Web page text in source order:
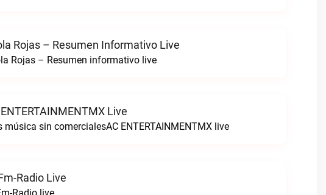
Rojas – Resumen Informativo Live
Rojas – Resumen informativo live
Live
música sin comercialesAC ENTERTAINMENTMX live
Radio Live